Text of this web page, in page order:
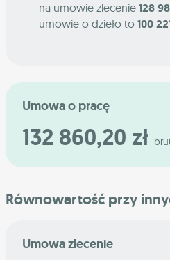
na umowie zlecenie 128
umowie o dzieło to 100
Umowa o pracę
132 860,20 zł
Równowartość przy
Umowa zlecenie